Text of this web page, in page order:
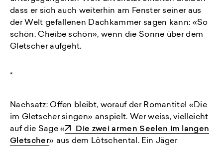
dass er sich auch weiterhin am Fenster seiner aus
der Welt gefallenen Dachkammer sagen kann: «So
schön. Cheibe schön», wenn die Sonne über dem
Gletscher aufgeht.
*
Nachsatz: Offen bleibt, worauf der Romantitel «Die
im Gletscher singen» anspielt. Wer weiss, vielleicht
auf die Sage «
Die zwei armen Seelen im langen
Gletscher» aus dem Lötschental. Ein Jäger